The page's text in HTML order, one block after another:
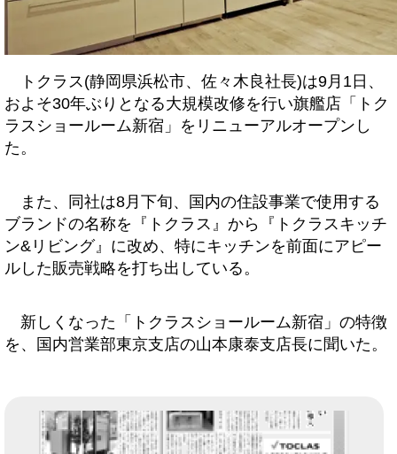
トクラス(静岡県浜松市、佐々木良社長)は9月1日、
およそ30年ぶりとなる大規模改修を行い旗艦店「トク
ラスショールーム新宿」をリニューアルオープンし
た。
また、同社は8月下旬、国内の住設事業で使用する
ブランドの名称を『トクラス』から『トクラスキッチ
ン&リビング』に改め、特にキッチンを前面にアピー
ルした販売戦略を打ち出している。
新しくなった「トクラスショールーム新宿」の特徴
を、国内営業部東京支店の山本康泰支店長に聞いた。